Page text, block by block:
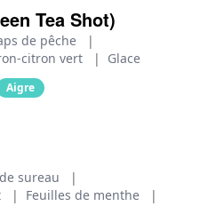
Tea Shot)
de pêche
|
citron vert | Glace
Aigre
sureau
|
| Feuilles de menthe
|